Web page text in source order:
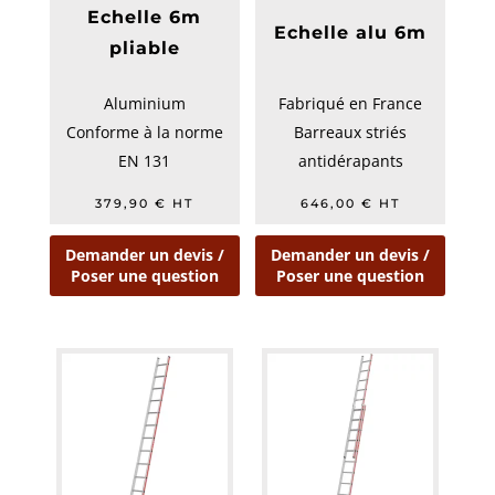
Echelle 6m
pliable
Aluminium
Conforme à la norme
EN 131
379,90€ HT
Demander un devis /
Poser une question
Echelle alu 6m
Fabriqué en France
Barreaux striés
antidérapants
646,00€ HT
Demander un devis /
Poser une question